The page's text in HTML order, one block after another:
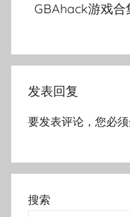
GBAhack游戏合
发表回复
要发表评论，您必
搜索